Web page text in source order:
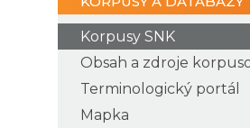
Korpusy SNK
Obsah a zdroje
Terminologický portál
Mapka